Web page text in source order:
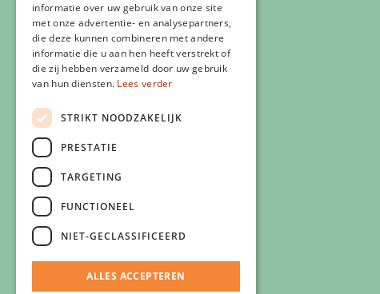
Veelgestelde vragen
Eigen Zlim vestiging starten
Vergoeding zorgverzekering
Info voor artsen
Cookiebeleid
Klachtenregeling
Contactgegevens
informatie over uw gebruik van onze site
met onze advertentie- en analysepartners,
die deze kunnen combineren met andere
informatie die u aan hen heeft verstrekt of
die zij hebben verzameld door uw gebruik
van hun diensten. Lees verder
STRIKT NOODZAKELIJK
PRESTATIE
TARGETING
FUNCTIONEEL
NIET-GECLASSIFICEERD
ALLES ACCEPTEREN